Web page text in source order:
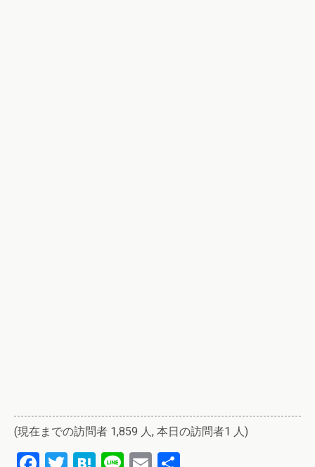
(現在までの訪問者 1,859 人, 本日の訪問者1 人)